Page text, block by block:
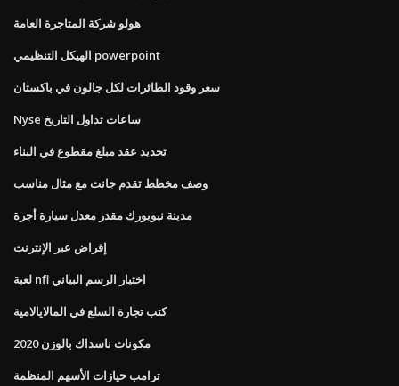
هولو شركة المتاجرة العامة
الهيكل التنظيمي powerpoint
سعر وقود الطائرات لكل جالون في باكستان
Nyse ساعات تداول التاريخ
تحديد عقد مبلغ مقطوع في البناء
وصف مخطط تقدم جانت مع مثال مناسب
مدينة نيويورك مقدر معدل سيارة أجرة
إقراض عبر الإنترنت
لعبة nfl اختيار الرسم البياني
كتب تجارة السلع في المالايالامية
مكونات ناسداك بالوزن 2020
ترامب حيازات الأسهم المنظمة